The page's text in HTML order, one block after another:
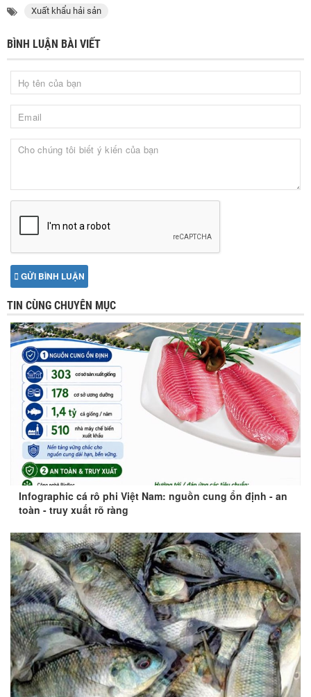
Xuất khẩu hải sản
BÌNH LUẬN BÀI VIẾT
GỬI BÌNH LUẬN
TIN CÙNG CHUYÊN MỤC
Infographic cá rô phi Việt Nam: nguồn cung ổn định - an
toàn - truy xuất rõ ràng